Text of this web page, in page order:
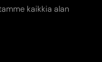
kaikkia alan